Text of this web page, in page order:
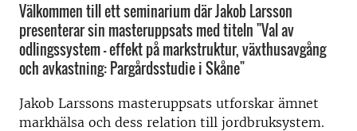
Välkommen till ett seminarium där Jakob Larsson
presenterar sin masteruppsats med titeln "Val av
odlingssystem – effekt på markstruktur, växthusavgång
och avkastning: Pargårdsstudie i Skåne"
Jakob Larssons masteruppsats utforskar ämnet
markhälsa och dess relation till jordbruksystem.